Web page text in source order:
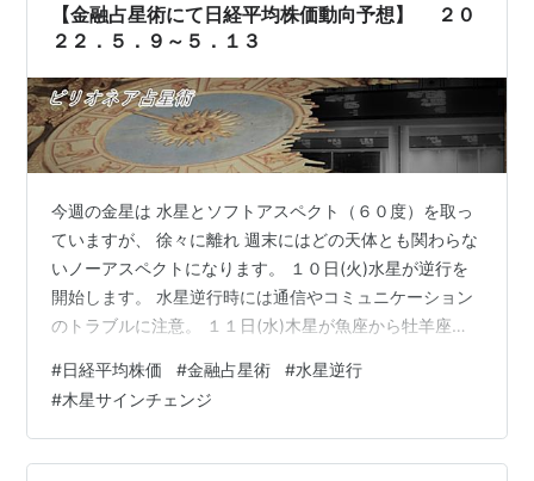
【金融占星術にて日経平均株価動向予想】 ２０
２２．５．９～５．１３
今週の金星は 水星とソフトアスペクト（６０度）を取っ
ていますが、 徐々に離れ 週末にはどの天体とも関わらな
いノーアスペクトになります。 １０日(火)水星が逆行を
開始します。 水星逆行時には通信やコミュニケーション
のトラブルに注意。 １１日(水)木星が魚座から牡羊座に
チェンジします。 木星は「拡大」を象徴する天体である
が故に幸運の星とされています。 牡羊座に関連する株式
市場は防衛産業、スポーツ、鉄鋼会社ですが 今の世界情
勢で、防衛産業が活気づくと言われると心中複雑です。
#日経平均株価 #金融占星術 #水星逆行
#木星サインチェンジ